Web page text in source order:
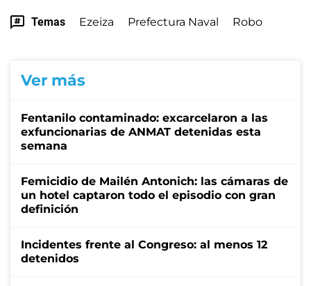
Temas Ezeiza Prefectura Naval Robo
Ver más
Fentanilo contaminado: excarcelaron a las
exfuncionarias de ANMAT detenidas esta
semana
Femicidio de Mailén Antonich: las cámaras de
un hotel captaron todo el episodio con gran
definición
Incidentes frente al Congreso: al menos 12
detenidos